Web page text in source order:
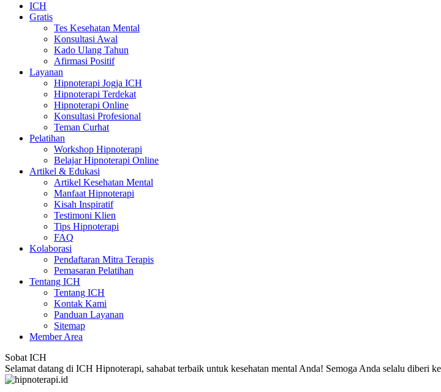
ICH
Gratis
Tes Kesehatan Mental
Konsultasi Awal
Kado Ulang Tahun
Afirmasi Positif
Layanan
Hipnoterapi Jogja ICH
Hipnoterapi Terdekat
Hipnoterapi Online
Konsultasi Profesional
Teman Curhat
Pelatihan
Workshop Hipnoterapi
Belajar Hipnoterapi Online
Artikel & Edukasi
Artikel Kesehatan Mental
Manfaat Hipnoterapi
Kisah Inspiratif
Testimoni Klien
Tips Hipnoterapi
FAQ
Kolaborasi
Pendaftaran Mitra Terapis
Pemasaran Pelatihan
Tentang ICH
Tentang ICH
Kontak Kami
Panduan Layanan
Sitemap
Member Area
Sobat ICH
Selamat datang di ICH Hipnoterapi, sahabat terbaik untuk kesehatan mental Anda! Semoga Anda selalu diberi